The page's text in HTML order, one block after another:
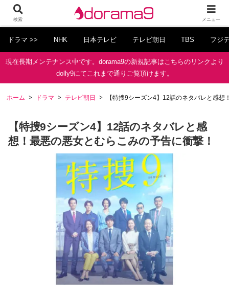
ドラマ >> NHK 日本テレビ テレビ朝日 TBS フジ
現在長期メンテナンス中です。dorama9の新規記事はこちらのリンクより
dolly9にてこれまで通りご覧頂けます。
ホーム ドラマ テレビ朝日 【特捜9シーズン4】12話のネタバレと感
【特捜9シーズン4】12話のネタバレと感
想！最悪の悪女とむらこみの予告に衝撃！
検索 メニュー